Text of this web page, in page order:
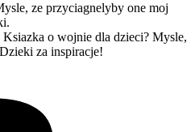
ze przyciagnelyby one moj
Ksiazka o wojnie dla dzieci? Mysle,
za inspiracje!